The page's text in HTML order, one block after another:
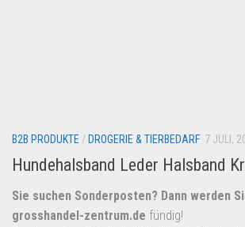
eBay Restposten kaufen
Sonderposten-Angebote
Saison & Eventprodkte
Dropshipping-Produkte
B2B PRODUKTE / DROGERIE & TIERBEDARF 7 JULI,
Hundehalsband Leder Halsband
Sie suchen Sonderposten? Dann werden
grosshandel-zentrum.de fündig!